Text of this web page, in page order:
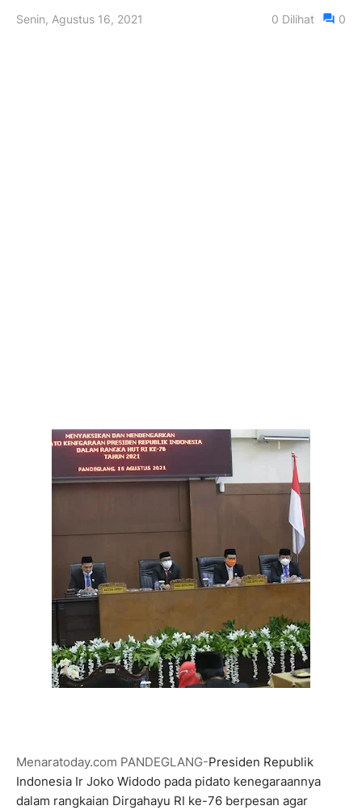
Senin, Agustus 16, 2021 0 Dilihat 0
Menaratoday.com PANDEGLANG-Presiden Republik
Indonesia Ir Joko Widodo pada pidato kenegaraannya
dalam rangkaian Dirgahayu RI ke-76 berpesan agar